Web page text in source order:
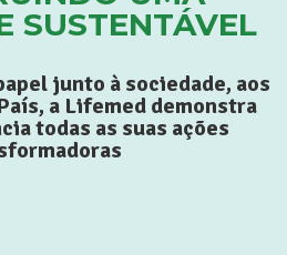
SUSTENTÁVEL
junto à sociedade, aos
a Lifemed demonstra
todas as suas ações